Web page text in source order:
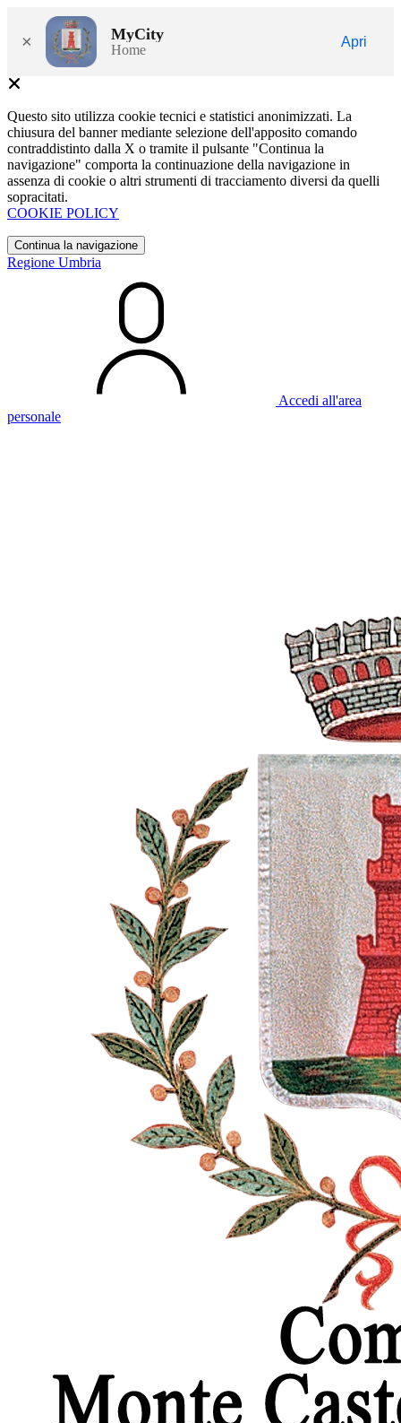
× MyCity
Home
Apri
Questo sito utilizza cookie tecnici e statistici anonimizzati. La
chiusura del banner mediante selezione dell'apposito comando
contraddistinto dalla X o tramite il pulsante "Continua la
navigazione" comporta la continuazione della navigazione in
assenza di cookie o altri strumenti di tracciamento diversi da quelli
sopracitati.
COOKIE POLICY
Continua la navigazione
Regione Umbria
Accedi all'area
personale